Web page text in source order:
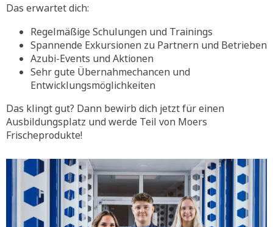
Das erwartet dich:
Regelmäßige Schulungen und Trainings
Spannende Exkursionen zu Partnern und Betrieben
Azubi-Events und Aktionen
Sehr gute Übernahmechancen und
Entwicklungsmöglichkeiten
Das klingt gut? Dann bewirb dich jetzt für einen
Ausbildungsplatz und werde Teil von Moers
Frischeprodukte!